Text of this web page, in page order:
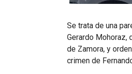
Se trata de una
Gerardo Mohoraz,
de Zamora, y
crimen de